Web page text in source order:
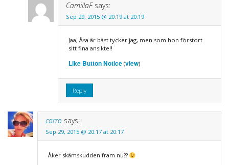
CamillaF says:
Sep 29, 2015 @ 20:19 at 20:19
Jaa, Åsa är bäst tycker jag, men som hon förstört
sitt fina ansikte!!
Like Button Notice(view)
Reply
carro says:
Sep 29, 2015 @ 20:17 at 20:17
Åker skämskudden fram nu??